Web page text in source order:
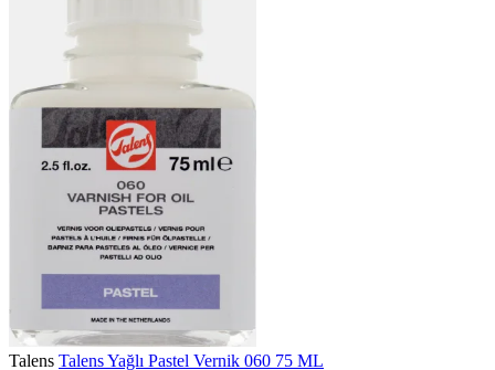
Talens Talens Yağlı Pastel Vernik 060 75 ML